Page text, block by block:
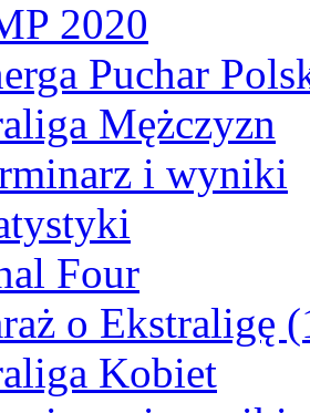
2020
Puchar
Mężczyzn
i wyniki
Four
o Ekstraligę
Kobiet